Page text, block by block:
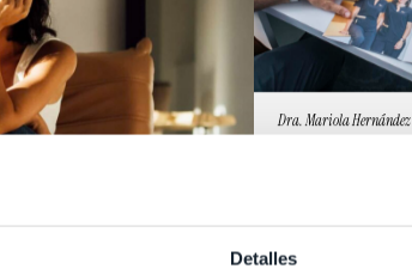
Detalles
Dra. Mariola Hernández
SABER MÁS